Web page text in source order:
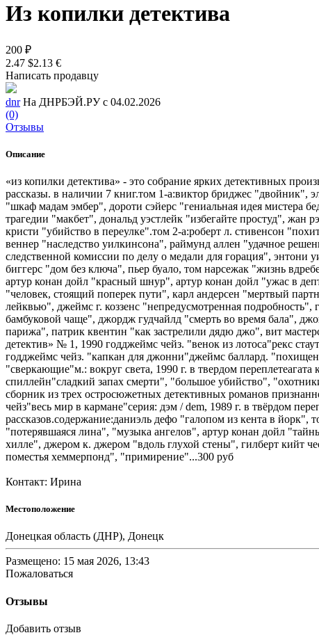
Из копилки детектива
200 ₽
2.47 $2.13 €
Написать продавцу
dnr На ДНРБЭЙ.РУ с 04.02.2026
(0)
Отзывы
Описание
«из копилки детектива» - это собрание ярких детективных
рассказы. в наличии 7 книг.том 1-а:виктор бриджес "двойник",
"шкаф мадам эмбер", дороти сэйерс "гениальная идея мистера
трагедии "макбет", дональд уэстлейк "избегайте простуд",
кристи "убийство в переулке".том 2-а:роберт л. стивенсон
веннер "наследство уилкинсона", раймунд аллен "удачное
следственной комиссии по делу о медали для горация",
биггерс "дом без ключа", пьер буало, том нарсежак "жизнь
артур конан дойл "красный шнур", артур конан дойл "ужас в
"человек, стоящий поперек пути", карл андерсен "мертвый
лейквью", джеймс г. коззенс "непредусмотренная
бамбуковой чаще", джордж гудчайлд "смерть во время бала",
парижа", патрик квентин "как застрелили дядю джо", вит
детектив» № 1, 1990 годджеймс чейз. "венок из лотоса"рекс
годджеймс чейз. "капкан для джонни"джеймс баллард.
"сверкающие"м.: вокруг света, 1990 г. в твердом
спиллейн"сладкий запах смерти", "большое убийство",
сборник из трех остросюжетных детективных романов
чейз"весь мир в кармане"серия: дэм / dem, 1989 г. в твёрдом
рассказов.содержание:даниэль дефо "галопом из кента в
"потерявшаяся лина", "музыка ангелов", артур конан дойл
хилле", джером к. джером "вдоль глухой стены", гилберт кийт
поместья хеммерпонд", "примирение"...300 руб
Контакт: Ирина
Местоположение
Донецкая область (ДНР), Донецк
Размещено: 15 мая 2026, 13:43
Пожаловаться
Отзывы
Добавить отзыв